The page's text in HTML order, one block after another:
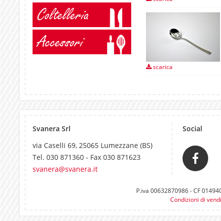
Coltelleria
Accessori
scarica
Svanera Srl
via Caselli 69, 25065 Lumezzane (BS)
Tel. 030 871360 - Fax 030 871623
svanera@svanera.it
Social
P.iva 00632870986 - CF
Condizioni di